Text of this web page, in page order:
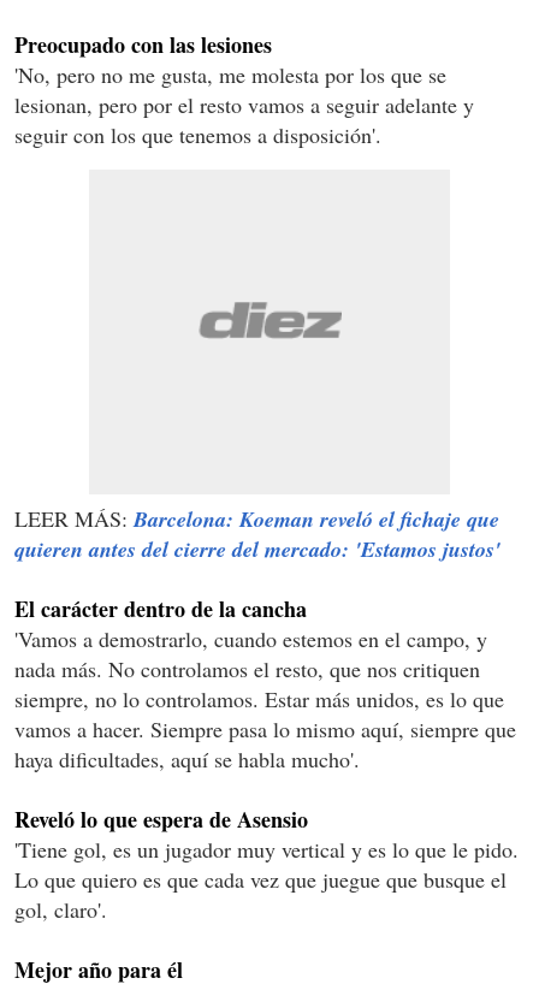
Preocupado con las lesiones
'No, pero no me gusta, me molesta por los que se
lesionan, pero por el resto vamos a seguir adelante y
seguir con los que tenemos a disposición'.
LEER MÁS: Barcelona: Koeman reveló el fichaje que
quieren antes del cierre del mercado: 'Estamos justos'
El carácter dentro de la cancha
'Vamos a demostrarlo, cuando estemos en el campo, y
nada más. No controlamos el resto, que nos critiquen
siempre, no lo controlamos. Estar más unidos, es lo que
vamos a hacer. Siempre pasa lo mismo aquí, siempre que
haya dificultades, aquí se habla mucho'.
Reveló lo que espera de Asensio
'Tiene gol, es un jugador muy vertical y es lo que le pido.
Lo que quiero es que cada vez que juegue que busque el
gol, claro'.
Mejor año para él